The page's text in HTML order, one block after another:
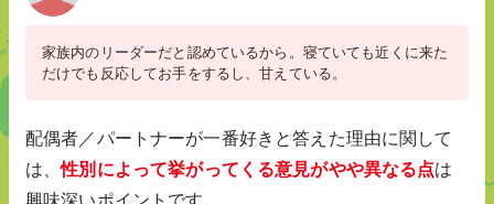
家族内のリーダーだと認めているから。寝ていても近くに来た
だけでも反応してお手をするし、甘えている。
配偶者／パートナーが一番好きと答えた理由に関して
は、性別によって挙がってくる意見がやや異なる点は